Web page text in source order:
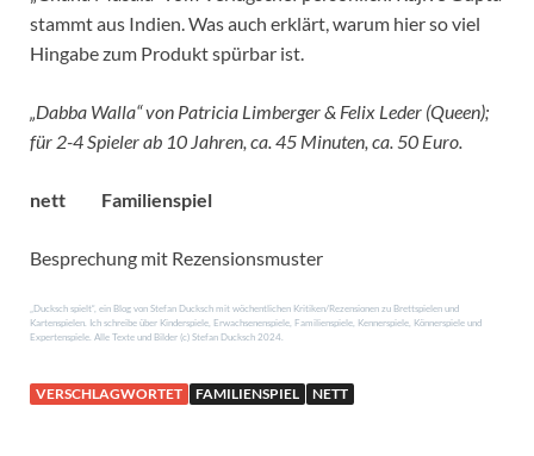
stammt aus Indien. Was auch erklärt, warum hier so viel
Hingabe zum Produkt spürbar ist.
„Dabba Walla“ von Patricia Limberger & Felix Leder (Queen);
für 2-4 Spieler ab 10 Jahren, ca. 45 Minuten, ca. 50 Euro.
nett Familienspiel
Besprechung mit Rezensionsmuster
„Ducksch spielt“, ein Blog von Stefan Ducksch mit wöchentlichen Kritiken/Rezensionen zu Brettspielen und
Kartenspielen. Ich schreibe über Kinderspiele, Erwachsenenspiele, Familienspiele, Kennerspiele, Könnerspiele und
Expertenspiele. Alle Texte und Bilder (c) Stefan Ducksch 2024.
VERSCHLAGWORTET FAMILIENSPIEL NETT